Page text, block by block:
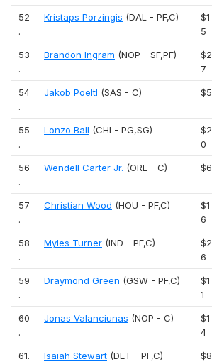
52
.
Kristaps Porzingis (DAL - PF,C)
$1
5
53
.
Brandon Ingram (NOP - SF,PF)
$2
7
54
.
Jakob Poeltl (SAS - C) $5
55
.
Lonzo Ball (CHI - PG,SG)
$2
0
56
.
Wendell Carter Jr. (ORL - C) $6
57
.
Christian Wood (HOU - PF,C)
$1
6
58
.
Myles Turner (IND - PF,C)
$2
6
59
.
Draymond Green (GSW - PF,C)
$1
1
60
.
Jonas Valanciunas (NOP - C)
$1
4
61. Isaiah Stewart (DET - PF,C) $8